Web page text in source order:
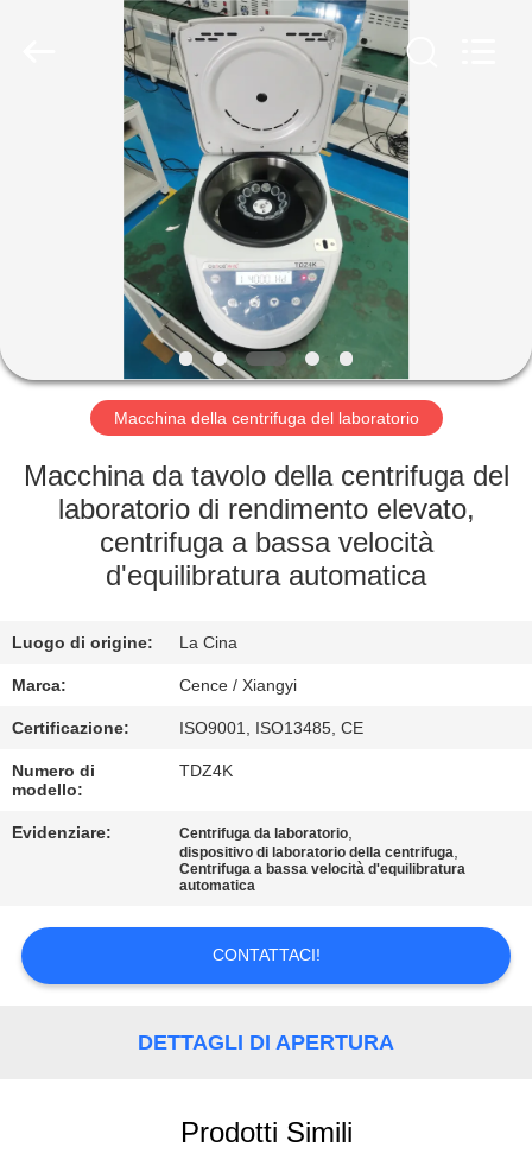
PRODOTTI
NOI
VISITA
ALLA
FABBRICA
CONTROLLO
QUALITÀ
CONTATTACI
NOTIZIE
VR
Macchina della centrifuga del laboratorio
Macchina da tavolo della centrifuga del
laboratorio di rendimento elevato,
centrifuga a bassa velocità
d'equilibratura automatica
Luogo di origine: La Cina
Marca: Cence / Xiangyi
Certificazione: ISO9001, ISO13485, CE
Numero di
modello:
TDZ4K
Evidenziare: Centrifuga da laboratorio,
dispositivo di laboratorio della centrifuga,
Centrifuga a bassa velocità d'equilibratura
automatica
CONTATTACI!
DETTAGLI DI APERTURA
Prodotti Simili